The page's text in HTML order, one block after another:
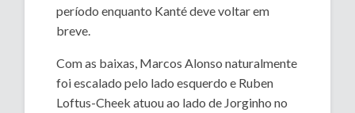
período enquanto Kanté deve voltar em
breve.
Com as baixas, Marcos Alonso naturalmente
foi escalado pelo lado esquerdo e Ruben
Loftus-Cheek atuou ao lado de Jorginho no